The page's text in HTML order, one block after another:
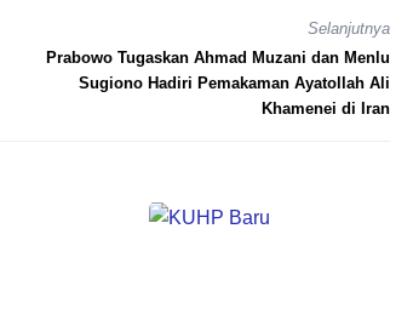
Selanjutnya
Prabowo Tugaskan Ahmad Muzani dan Menlu
Sugiono Hadiri Pemakaman Ayatollah Ali
Khamenei di Iran